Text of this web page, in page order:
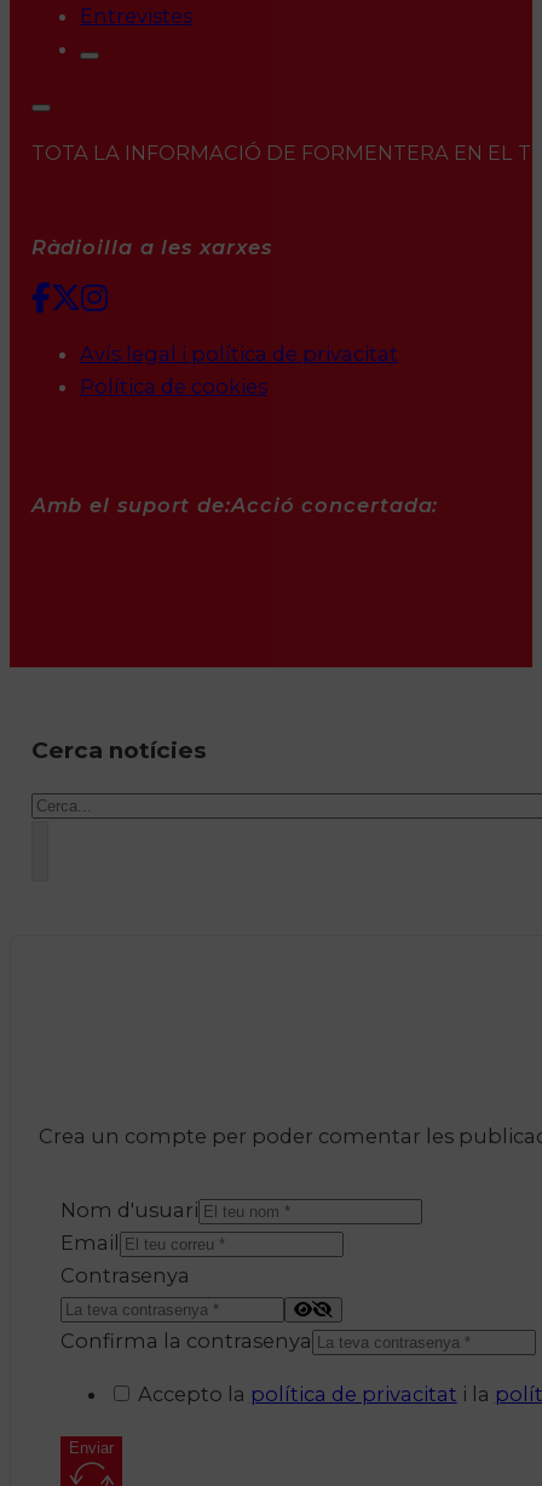
Entrevistes
TOTA LA INFORMACIÓ DE FORMENTERA EN EL
Ràdioilla a les xarxes
Avís legal i política de privacitat
Política de cookies
Amb el suport de:Acció concertada:
Cerca notícies
Cercar
Crea un compte per poder comentar les
Nom d'usuari
Email
Contrasenya
Confirma la contrasenya
Accepto la política de privacitat i la
Enviar